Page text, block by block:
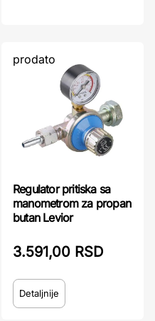
prodato
Regulator pritiska sa
manometrom za propan
butan Levior
3.591,00 RSD
Detaljnije